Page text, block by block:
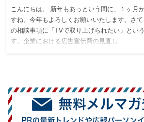
こんにちは。 新年もあっという間に、１ヶ月
すね。今年もよろしくお願いいたします。さ
の相談事項に「TVで取り上げられたい」とい
す。企業における広告宣伝費の見直し…